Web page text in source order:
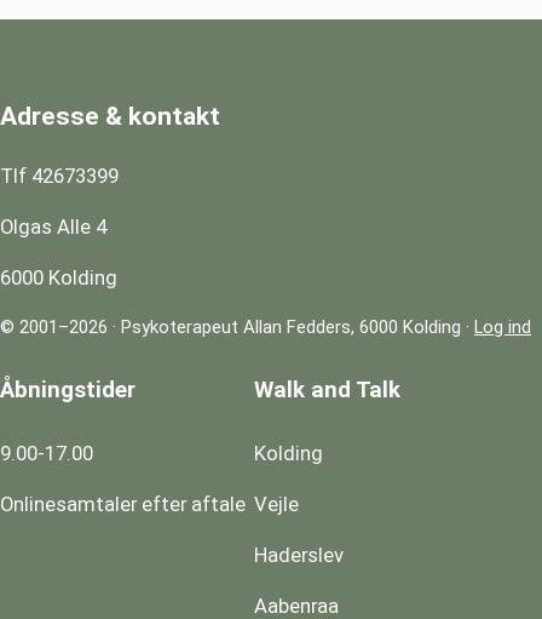
Adresse & kontakt
Tlf 42673399
Olgas Alle 4
6000 Kolding
© 2001–2026 · Psykoterapeut Allan Fedders, 6000 Kolding ·Log ind
Åbningstider
9.00-17.00
Onlinesamtaler efter aftale
Walk and Talk
Kolding
Vejle
Haderslev
Aabenraa